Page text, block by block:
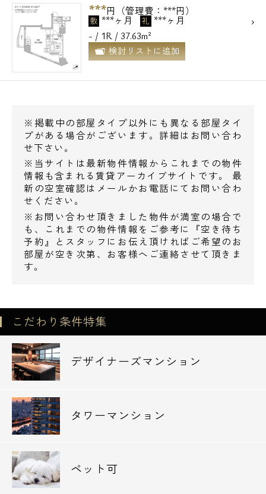
***円（管理費：***円）
敷 ***ヶ月 礼 ***ヶ月
- / 1R / 37.63m²
検討リストに追加
※掲載中の部屋タイプ以外にも異なる部屋タイ
プがある場合がございます。詳細はお問い合わ
せ下さい。
※当サイトは最新物件情報からこれまでの物件
情報も含まれる賃貸アーカイブサイトです。 最
新の空室確認はメールかお電話にてお問い合わ
せください。
※お問い合わせ頂きました物件が満室の場合で
も、これまでの物件情報をご参考に『空き待ち
予約』とスタッフにお伝え頂ければご希望のお
部屋が空き次第、お客様へご連絡させて頂きま
す。
こだわり条件特集
デザイナーズマンション
タワーマンション
ペット可